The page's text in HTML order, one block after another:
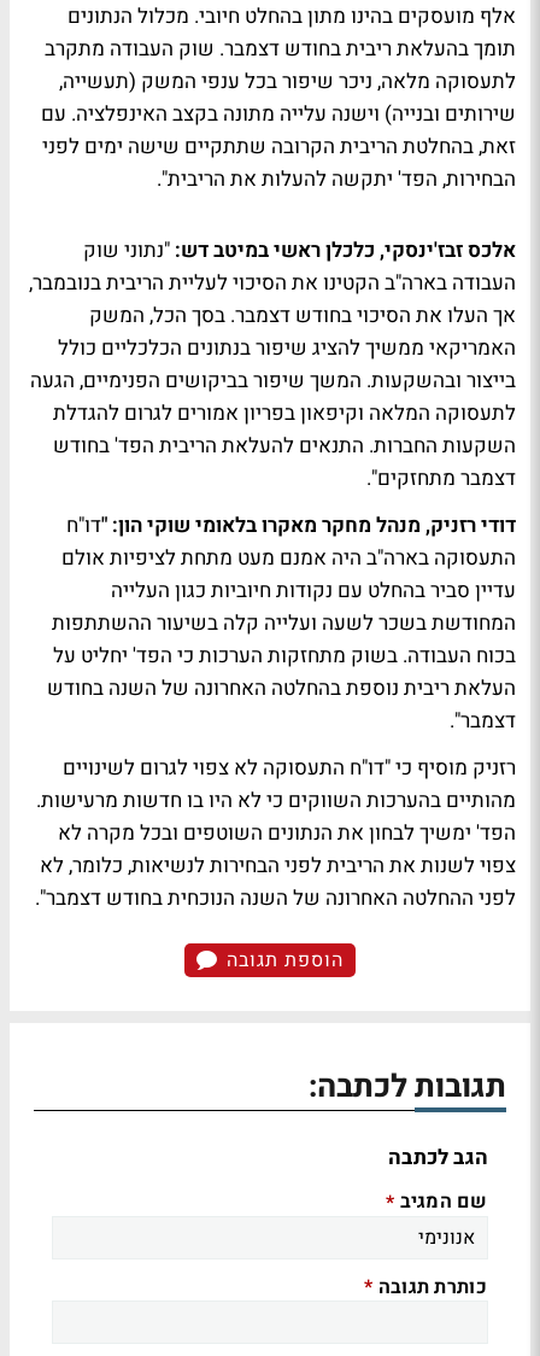
אלף מועסקים בהינו מתון בהחלט חיובי. מכלול הנתונים
תומך בהעלאת ריבית בחודש דצמבר. שוק העבודה מתקרב
לתעסוקה מלאה, ניכר שיפור בכל ענפי המשק (תעשייה,
שירותים ובנייה) וישנה עלייה מתונה בקצב האינפלציה. עם
זאת, בהחלטת הריבית הקרובה שתתקיים שישה ימים לפני
הבחירות, הפד' יתקשה להעלות את הריבית".
אלכס זבז'ינסקי, כלכלן ראשי במיטב דש: "נתוני שוק
העבודה בארה"ב הקטינו את הסיכוי לעליית הריבית בנובמבר,
אך העלו את הסיכוי בחודש דצמבר. בסך הכל, המשק
האמריקאי ממשיך להציג שיפור בנתונים הכלכליים כולל
בייצור ובהשקעות. המשך שיפור בביקושים הפנימיים, הגעה
לתעסוקה המלאה וקיפאון בפריון אמורים לגרום להגדלת
השקעות החברות. התנאים להעלאת הריבית הפד' בחודש
דצמבר מתחזקים".
דודי רזניק, מנהל מחקר מאקרו בלאומי שוקי הון: "דו"ח
התעסוקה בארה"ב היה אמנם מעט מתחת לציפיות אולם
עדיין סביר בהחלט עם נקודות חיוביות כגון העלייה
המחודשת בשכר לשעה ועלייה קלה בשיעור ההשתתפות
בכוח העבודה. בשוק מתחזקות הערכות כי הפד' יחליט על
העלאת ריבית נוספת בהחלטה האחרונה של השנה בחודש
דצמבר".
רזניק מוסיף כי "דו"ח התעסוקה לא צפוי לגרום לשינויים
מהותיים בהערכות השווקים כי לא היו בו חדשות מרעישות.
הפד' ימשיך לבחון את הנתונים השוטפים ובכל מקרה לא
צפוי לשנות את הריבית לפני הבחירות לנשיאות, כלומר, לא
לפני ההחלטה האחרונה של השנה הנוכחית בחודש דצמבר".
הוספת תגובה
תגובות לכתבה:
הגב לכתבה
שם המגיב *
כותרת תגובה *